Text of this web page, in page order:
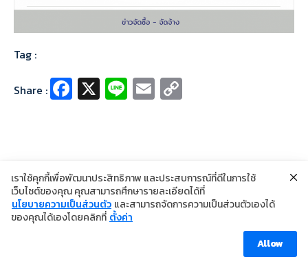
Tag :
Share : Fa
ce
o
k
X Li
n
E
m
Li
n
©2024 Copyright Institute of Dermatology Thailand
นโยบายการคุ้มครองข้อมูลส่วนบุคคล
Visitor [ahc_total_visits]
เราใช้คุกกี้เพื่อพัฒนาประสิทธิภาพ และประสบการณ์ที่ดีในการใช้
เว็บไซต์ของคุณ คุณสามารถศึกษารายละเอียดได้ที่
นโยบายความเป็นส่วนตัว และสามารถจัดการความเป็นส่วนตัวเองได้
ของคุณได้เองโดยคลิกที่ ตั้งค่า
Allow